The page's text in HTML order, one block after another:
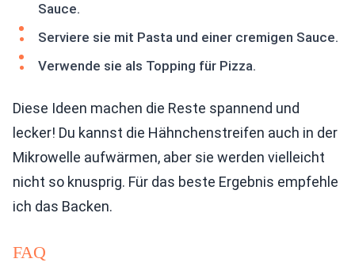
Sauce.
Serviere sie mit Pasta und einer cremigen Sauce.
Verwende sie als Topping für Pizza.
Diese Ideen machen die Reste spannend und
lecker! Du kannst die Hähnchenstreifen auch in der
Mikrowelle aufwärmen, aber sie werden vielleicht
nicht so knusprig. Für das beste Ergebnis empfehle
ich das Backen.
FAQ